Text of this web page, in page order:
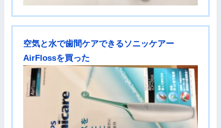
空気と水で歯間ケアできるソニッケアー
AirFlossを買った